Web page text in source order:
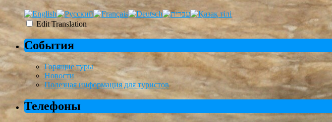
Edit Translation
События
Горящие туры
Новости
Полезная информация для туристов
Телефоны